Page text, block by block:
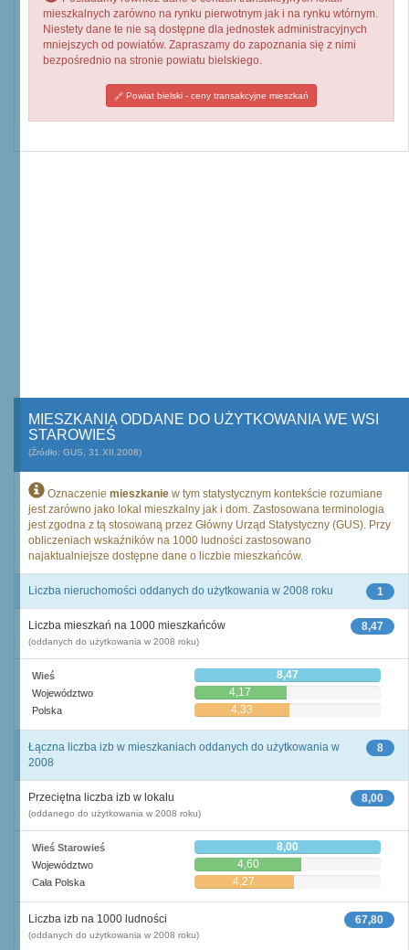
mieszkalnych zarówno na rynku pierwotnym jak i na rynku wtórnym.
Niestety dane te nie są dostępne dla jednostek administracyjnych
mniejszych od powiatów. Zapraszamy do zapoznania się z nimi
bezpośrednio na stronie powiatu bielskiego.
Powiat bielski - ceny transakcyjne mieszkań
MIESZKANIA ODDANE DO UŻYTKOWANIA WE WSI
STAROWIEŚ
(Źródło: GUS, 31.XII.2008)
Oznaczenie mieszkanie w tym statystycznym kontekście rozumiane
jest zarówno jako lokal mieszkalny jak i dom. Zastosowana terminologia
jest zgodna z tą stosowaną przez Główny Urząd Statystyczny (GUS). Przy
obliczeniach wskaźników na 1000 ludności zastosowano
najaktualniejsze dostępne dane o liczbie mieszkańców.
1
Liczba nieruchomości oddanych do użytkowania w 2008 roku
8,47
Liczba mieszkań na 1000 mieszkańców
(oddanych do użytkowania w 2008 roku)
Wieś 8,47
Województwo 4,17
Polska 4,33
8
Łączna liczba izb w mieszkaniach oddanych do użytkowania w
2008
8,00
Przeciętna liczba izb w lokalu
(oddanego do użytkowania w 2008 roku)
Wieś Starowieś 8,00
Województwo 4,60
Cała Polska 4,27
67,80
Liczba izb na 1000 ludności
(oddanych do użytkowania w 2008 roku)